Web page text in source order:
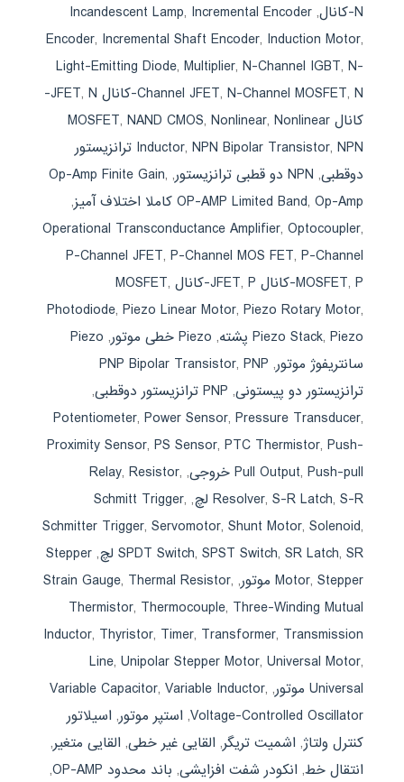
N-کانال
,
Incandescent Lamp, Incremental Encoder
Encoder, Incremental Shaft Encoder, Induction Motor,
Light-Emitting Diode,Multiplier,N-Channel IGBT,N-
Channel JFET,N-Channel MOSFET,N-کانال JFET ,
N-
کانال MOSFET
,NAND CMOS,Nonlinear,Nonlinear
Inductor,NPN Bipolar Transistor,
NPN ترانزیستور
دوقطبی, NPN دو قطبی ترانزیستور ,
Op-Amp Finite Gain,
OP-AMP Limited Band,Op-Amp کاملا اختلاف آمیز
,
Operational Transconductance Amplifier,Optocoupler,
P-Channel JFET,P-Channel MOS FET,P-Channel
MOSFET,P-کانال JFET ,P-کانال MOSFET
,
Photodiode,Piezo Linear Motor,Piezo Rotary Motor,
Piezo Stack,Piezo پشته , Piezo خطی موتور ,
Piezo
سانتریفوژ موتور,
PNP Bipolar Transistor,PNP
ترانزیستور دو پیستونی, PNP ترانزیستور دوقطبی
,
Potentiometer,Power Sensor,Pressure Transducer,
Proximity Sensor,PS Sensor,PTC Thermistor,Push-
Pull Output,Push-pull خروجی ,
Relay,Resistor,
Resolver,S-R Latch,S-R لچ ,
Schmitt Trigger,
Schmitter Trigger,Servomotor,Shunt Motor,Solenoid,
SPDT Switch,SPST Switch,SR Latch,SR لچ ,
Stepper
Motor,Stepper موتور ,
Strain Gauge, Thermal Resistor,
Thermistor, Thermocouple, Three-Winding Mutual
Inductor, Thyristor, Timer, Transformer, Transmission
Line,Unipolar Stepper Motor,Universal Motor,
Universal موتور
,
Variable Capacitor,Variable Inductor,
Voltage-Controlled Oscillator
, استپر موتور, اسیلاتور
کنترل ولتاژ, اشمیت تریگر, القایی غیر خطی, القایی متغیر,
انتقال خط, انکودر شفت افزایشی, باند محدود OP-AMP
,